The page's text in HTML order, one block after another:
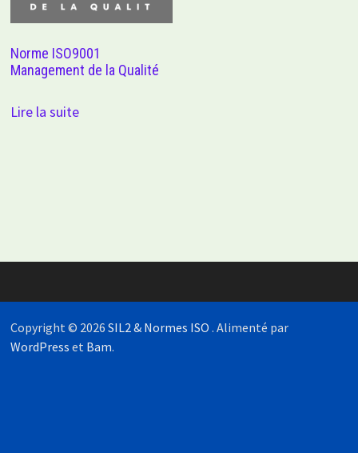
Norme ISO9001
Management de la Qualité
Lire la suite
Copyright © 2026 SIL2 & Normes ISO . Alimenté par
WordPress et Bam.